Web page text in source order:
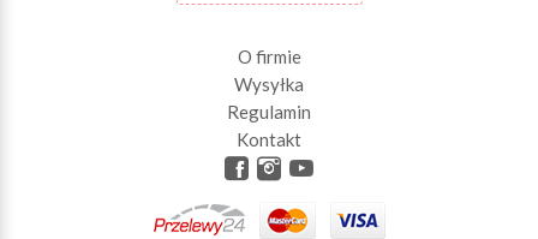
O firmie
Wysyłka
Regulamin
Kontakt